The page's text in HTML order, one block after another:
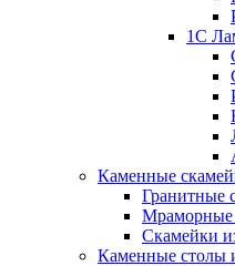
1С
Каменные
Гранитные
Мраморные
Скамейки
Каменные столы